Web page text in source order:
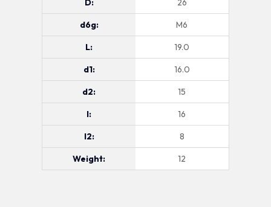
D: 26
d6g: M6
L: 19.0
d1: 16.0
d2: 15
l: 16
l2: 8
Weight: 12